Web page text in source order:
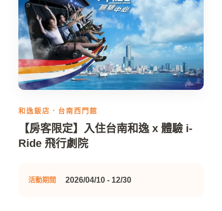
和逸飯店．台南西門館
【房客限定】入住台南和逸 x 體驗 i-
Ride 飛行劇院
活動期間 2026/04/10 - 12/30